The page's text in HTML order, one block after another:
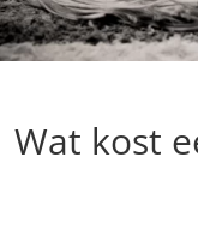
Wat kost